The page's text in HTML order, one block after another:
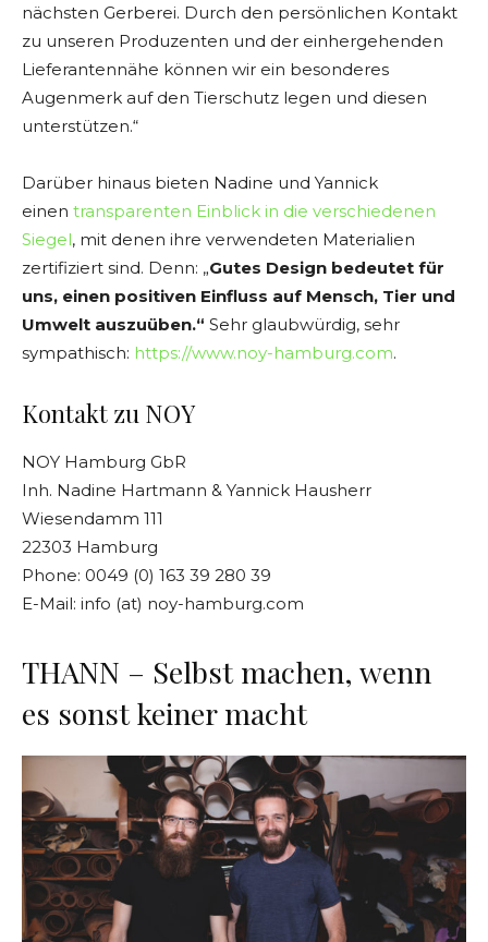
nächsten Gerberei. Durch den persönlichen Kontakt
zu unseren Produzenten und der einhergehenden
Lieferantennähe können wir ein besonderes
Augenmerk auf den Tierschutz legen und diesen
unterstützen.“
Darüber hinaus bieten Nadine und Yannick
einen transparenten Einblick in die verschiedenen
Siegel, mit denen ihre verwendeten Materialien
zertifiziert sind. Denn: „Gutes Design bedeutet für
uns, einen positiven Einfluss auf Mensch, Tier und
Umwelt auszuüben.“ Sehr glaubwürdig, sehr
sympathisch: https://www.noy-hamburg.com.
Kontakt zu NOY
NOY Hamburg GbR
Inh. Nadine Hartmann & Yannick Hausherr
Wiesendamm 111
22303 Hamburg
Phone: 0049 (0) 163 39 280 39
E-Mail: info (at) noy-hamburg.com
THANN – Selbst machen, wenn
es sonst keiner macht